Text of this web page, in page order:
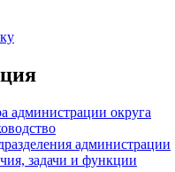
администрации округа
администрации
задачи и функции